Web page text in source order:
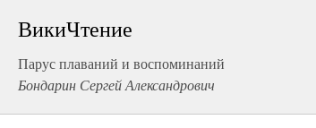
ВикиЧтение
Парус плаваний и воспоминаний
Бондарин Сергей Александрович